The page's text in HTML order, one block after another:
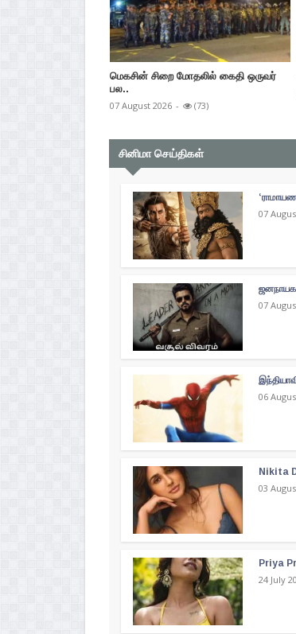
மெகசின் சிறை மோதலில் கைதி ஒருவர்
பல..
07 August 2026 - (73)
சினிமா செய்திகள்
07
07
06
Nikita
03
Priya
24 July